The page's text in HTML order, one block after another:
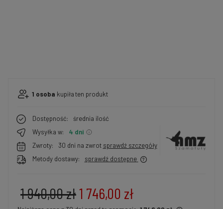
1 osoba kupiłaten produkt
Dostępność:
średnia ilość
Wysyłka w:
4 dni
Zwroty:
30 dni na zwrot sprawdź szczegóły
Metody dostawy:
sprawdź dostępne
1 746,00 zł
1 940,00 zł